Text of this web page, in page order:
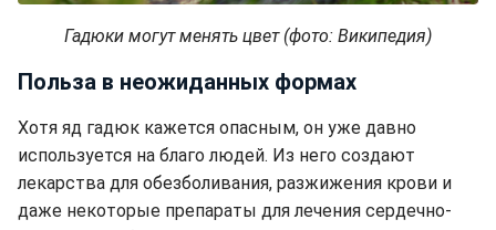
Гадюки могут менять цвет (фото: Википедия)
Польза в неожиданных формах
Хотя яд гадюк кажется опасным, он уже давно
используется на благо людей. Из него создают
лекарства для обезболивания, разжижения крови и
даже некоторые препараты для лечения сердечно-